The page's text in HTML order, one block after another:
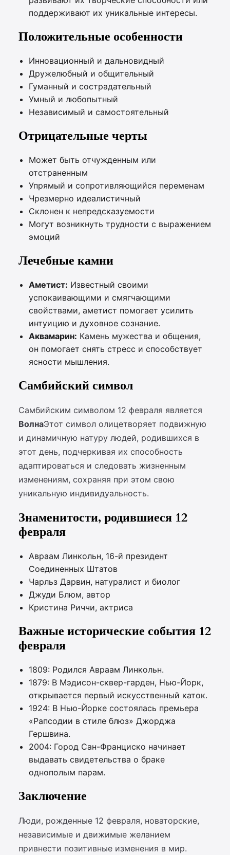
поддерживают их уникальные интересы.
Положительные особенности
Инновационный и дальновидный
Дружелюбный и общительный
Гуманный и сострадательный
Умный и любопытный
Независимый и самостоятельный
Отрицательные черты
Может быть отчужденным или
отстраненным
Упрямый и сопротивляющийся переменам
Чрезмерно идеалистичный
Склонен к непредсказуемости
Могут возникнуть трудности с выражением
эмоций
Лечебные камни
Аметист: Известный своими
успокаивающими и смягчающими
свойствами, аметист помогает усилить
интуицию и духовное сознание.
Аквамарин: Камень мужества и общения,
он помогает снять стресс и способствует
ясности мышления.
Самбийский символ
Самбийским символом 12 февраля является
ВолнаЭтот символ олицетворяет подвижную
и динамичную натуру людей, родившихся в
этот день, подчеркивая их способность
адаптироваться и следовать жизненным
изменениям, сохраняя при этом свою
уникальную индивидуальность.
Знаменитости, родившиеся 12
февраля
Авраам Линкольн, 16-й президент
Соединенных Штатов
Чарльз Дарвин, натуралист и биолог
Джуди Блюм, автор
Кристина Риччи, актриса
Важные исторические события 12
февраля
1809: Родился Авраам Линкольн.
1879: В Мэдисон-сквер-гарден, Нью-Йорк,
открывается первый искусственный каток.
1924: В Нью-Йорке состоялась премьера
«Рапсодии в стиле блюз» Джорджа
Гершвина.
2004: Город Сан-Франциско начинает
выдавать свидетельства о браке
однополым парам.
Заключение
Люди, рожденные 12 февраля, новаторские,
независимые и движимые желанием
привнести позитивные изменения в мир.